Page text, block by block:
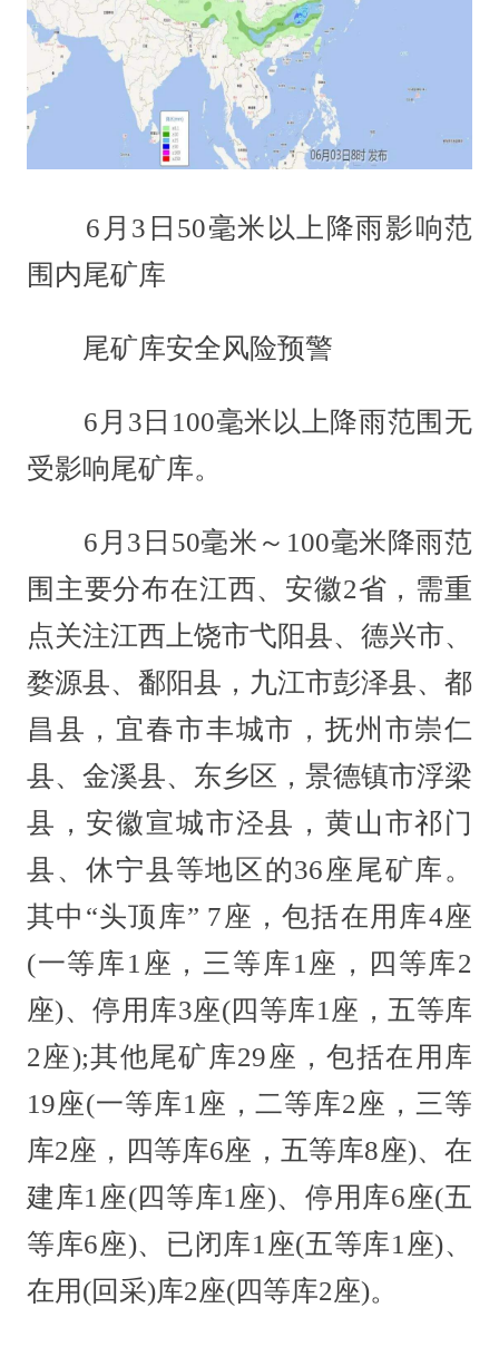
6月3日50毫米以上降雨影响范
围内尾矿库
尾矿库安全风险预警
6月3日100毫米以上降雨范围无
受影响尾矿库。
6月3日50毫米～100毫米降雨范
围主要分布在江西、安徽2省，需重
点关注江西上饶市弋阳县、德兴市、
婺源县、鄱阳县，九江市彭泽县、都
昌县，宜春市丰城市，抚州市崇仁
县、金溪县、东乡区，景德镇市浮梁
县，安徽宣城市泾县，黄山市祁门
县、休宁县等地区的36座尾矿库。
其中“头顶库” 7座，包括在用库4座
(一等库1座，三等库1座，四等库2
座)、停用库3座(四等库1座，五等库
2座);其他尾矿库29座，包括在用库
19座(一等库1座，二等库2座，三等
库2座，四等库6座，五等库8座)、在
建库1座(四等库1座)、停用库6座(五
等库6座)、已闭库1座(五等库1座)、
在用(回采)库2座(四等库2座)。